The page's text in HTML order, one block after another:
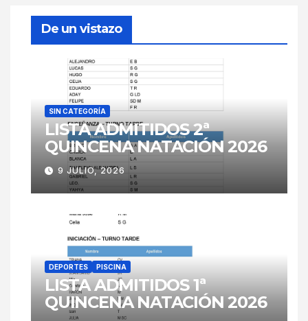
De un vistazo
SIN CATEGORÍA
LISTA ADMITIDOS 2ª
QUINCENA NATACIÓN 2026
9 JULIO, 2026
DEPORTES PISCINA
LISTA ADMITIDOS 1ª
QUINCENA NATACIÓN 2026